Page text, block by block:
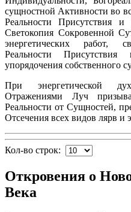
сущностной Активности во
Реальности Присутствия и
Светокопия Сокровенной
энергетических работ,
Реальности Присутствия
упорядочения собственного
При энергетической
Отражениями Луч
Реальности от Сущностей,
Отсечения всех видов лярв и
Кол-во строк:
Откровения о
Века